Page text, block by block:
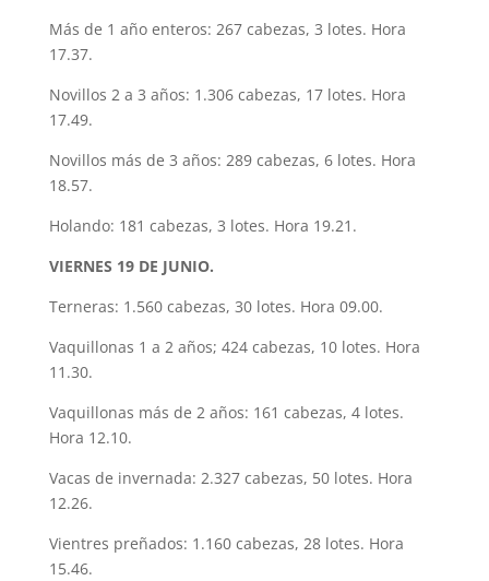
Más de 1 año enteros: 267 cabezas, 3 lotes. Hora
17.37.
Novillos 2 a 3 años: 1.306 cabezas, 17 lotes. Hora
17.49.
Novillos más de 3 años: 289 cabezas, 6 lotes. Hora
18.57.
Holando: 181 cabezas, 3 lotes. Hora 19.21.
VIERNES 19 DE JUNIO.
Terneras: 1.560 cabezas, 30 lotes. Hora 09.00.
Vaquillonas 1 a 2 años; 424 cabezas, 10 lotes. Hora
11.30.
Vaquillonas más de 2 años: 161 cabezas, 4 lotes.
Hora 12.10.
Vacas de invernada: 2.327 cabezas, 50 lotes. Hora
12.26.
Vientres preñados: 1.160 cabezas, 28 lotes. Hora
15.46.